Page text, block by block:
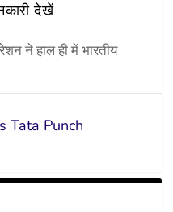
देखें
ने हाल ही में भारतीय
Tata Punch